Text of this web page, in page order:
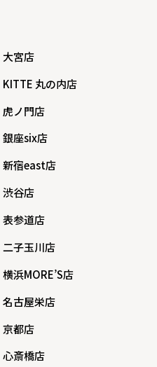
大宮店
KITTE 丸の内店
虎ノ門店
銀座six店
新宿east店
渋谷店
表参道店
二子玉川店
横浜MORE’S店
名古屋栄店
京都店
心斎橋店